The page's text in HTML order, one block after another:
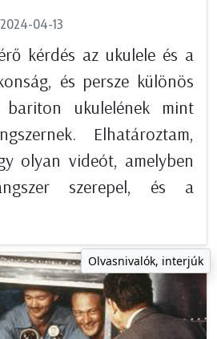
2024-04-13
kérdés az ukulele és a
és persze különös
ukulelének mint
Elhatároztam,
olyan videót, amelyben
szerepel, és a
Olvasnivalók, interjúk